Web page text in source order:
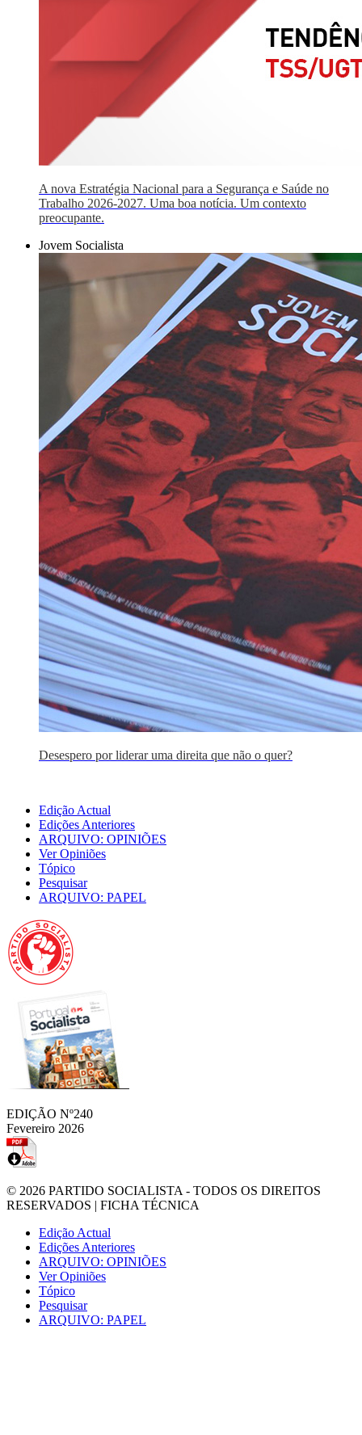
A nova Estratégia Nacional para a Segurança e Saúde no
Trabalho 2026-2027. Uma boa notícia. Um contexto
preocupante.
Jovem Socialista
Desespero por liderar uma direita que não o quer?
Edição Actual
Edições Anteriores
ARQUIVO: OPINIÕES
Ver Opiniões
Tópico
Pesquisar
ARQUIVO: PAPEL
EDIÇÃO Nº240
Fevereiro 2026
© 2026 PARTIDO SOCIALISTA - TODOS OS DIREITOS
RESERVADOS | FICHA TÉCNICA
Edição Actual
Edições Anteriores
ARQUIVO: OPINIÕES
Ver Opiniões
Tópico
Pesquisar
ARQUIVO: PAPEL